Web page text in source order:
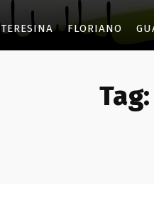
TERESINA FLORIANO
Tag: